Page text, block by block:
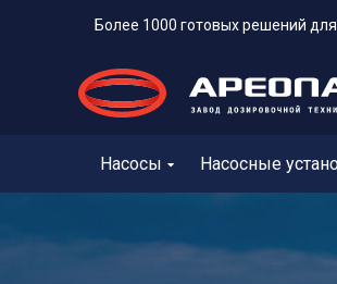
Более 1000 готовых решений
Насосы Насосные